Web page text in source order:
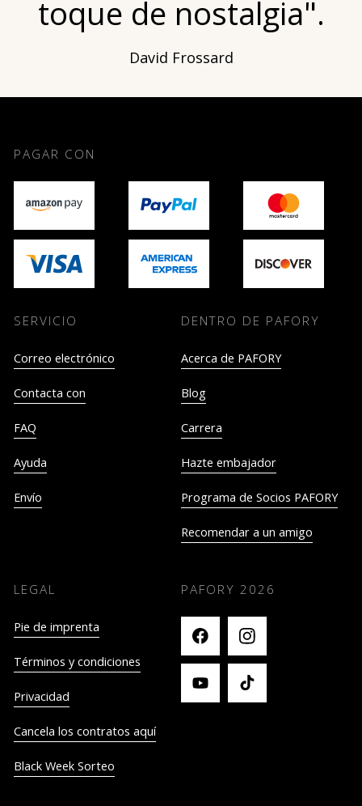
toque de nostalgia".
David Frossard
PAGAR CON
SERVICIO
Correo electrónico
Contacta con
FAQ
Ayuda
Envío
DENTRO DE PAFORY
Acerca de PAFORY
Blog
Carrera
Hazte embajador
Programa de Socios PAFORY
Recomendar a un amigo
LEGAL
Pie de imprenta
Términos y condiciones
Privacidad
Cancela los contratos aquí
Black Week Sorteo
PAFORY 2026